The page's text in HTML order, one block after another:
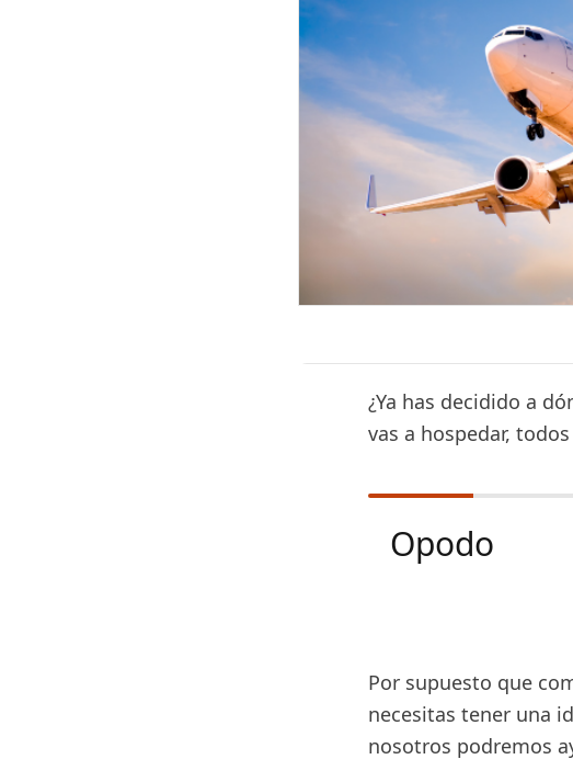
¿Ya has decidido a
vas a hospedar,
Opodo
Por supuesto que
necesitas tener una
nosotros podremos